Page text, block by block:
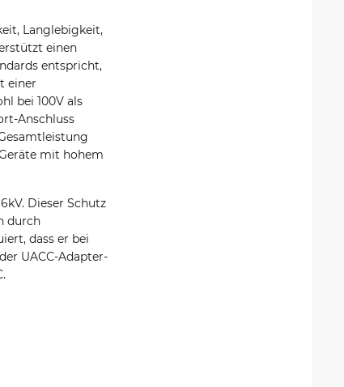
Langlebigkeit,
einen
entspricht,
einer
bei 100V als
Anschluss
mit hohem
Dieser Schutz
durch
dass er bei
UACC-Adapter-